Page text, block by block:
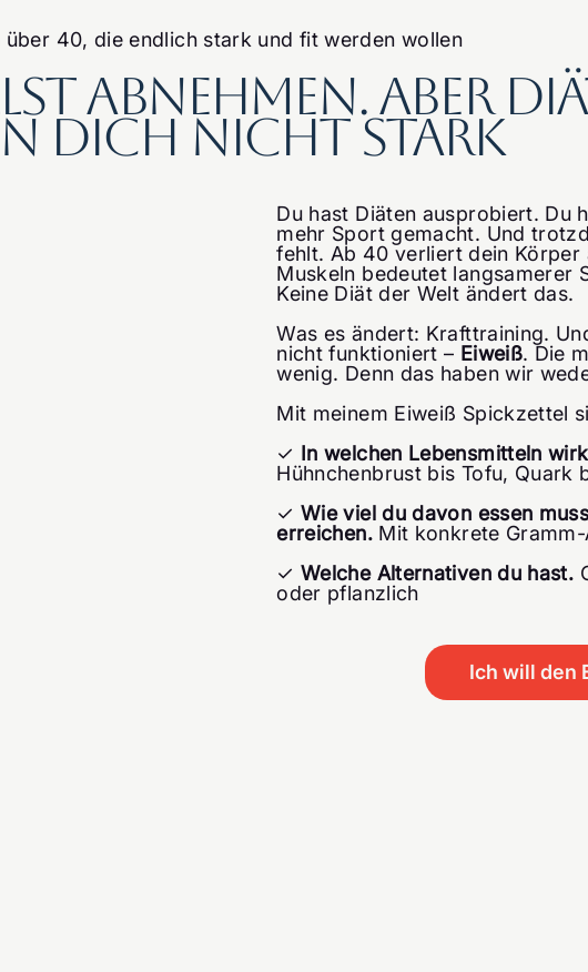
über 40, die endlich stark und fit werden wollen
abnehmen. aber
dich nicht stark
Du hast Diäten ausprobiert. Du
mehr Sport gemacht. Und
fehlt. Ab 40 verliert dein Körper
Muskeln bedeutet langsamerer
Keine Diät der Welt ändert das.
Was es ändert: Krafttraining.
nicht funktioniert – Eiweiß. Die
wenig. Denn das haben wir
Mit meinem Eiweiß Spickzettel
✓ In welchen Lebensmitteln
Hühnchenbrust bis Tofu, Quark
✓Wie viel du davon essen
erreichen. Mit konkrete
✓Welche Alternativen du hast.
oder pflanzlich
Ich will den